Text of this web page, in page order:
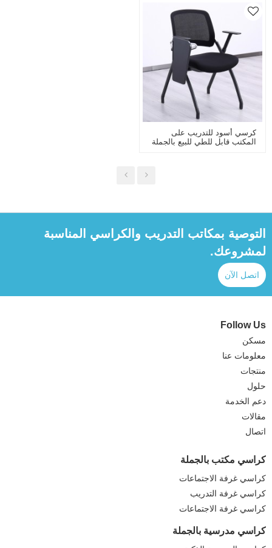
كرسي أسود للتدريب على
المكتب قابل للطي للبيع بالجملة
التوصية بمكاتب التدريب والكراسي المناسبة
لمشروعك.
اتصل الآن
Follow Us
مسكن
معلومات عنا
منتجات
حلول
دعم الخدمة
مقالات
اتصال
كراسي مكتب بالجملة
كراسي غرفة الاجتماعات
كراسي غرفة التدريب
كراسي غرفة الاجتماعات
كراسي مدرسية بالجملة